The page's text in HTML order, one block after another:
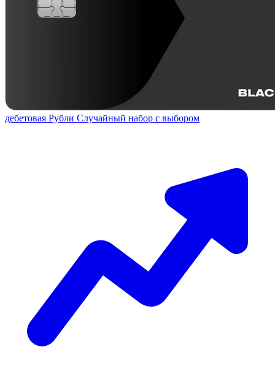
дебетовая Рубли Случайный набор с выбором